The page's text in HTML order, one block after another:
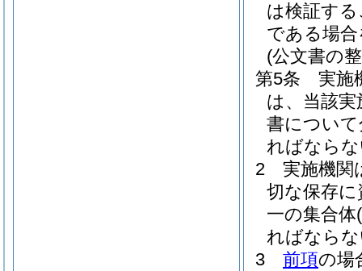
は検証す
である場
(公文書の
第5条
実施
は、当該
書につい
ればなら
2
実施機関
切な保存
一の集合体
ればなら
3
前項の場